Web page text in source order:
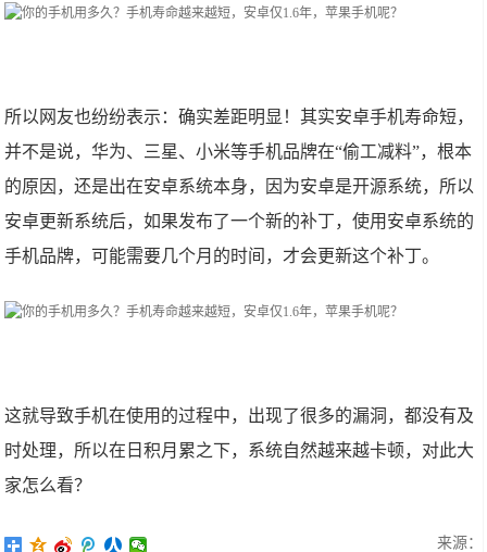
所以网友也纷纷表示：确实差距明显！其实安卓手机寿命短，
并不是说，华为、三星、小米等手机品牌在“偷工减料”，根本
的原因，还是出在安卓系统本身，因为安卓是开源系统，所以
安卓更新系统后，如果发布了一个新的补丁，使用安卓系统的
手机品牌，可能需要几个月的时间，才会更新这个补丁。
这就导致手机在使用的过程中，出现了很多的漏洞，都没有及
时处理，所以在日积月累之下，系统自然越来越卡顿，对此大
家怎么看？
来源：